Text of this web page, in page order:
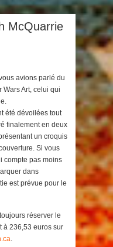
McQuarrie
avions parlé du
Art, celui qui
été dévoilées tout
finalement en deux
un croquis
Si vous
compte pas moins
dans
est prévue pour le
réserver le
à 236,53 euros sur
.